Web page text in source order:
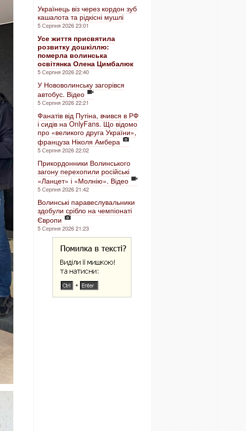
Українець віз через кордон зуб
кашалота та рідкісні мушлі
5 Серпня 2026 23:01
Усе життя присвятила
розвитку дошкіллю:
померла волинська
освітянка Олена Цимбалюк
5 Серпня 2026 22:40
У Нововолинську загорівся
автобус. Відео
5 Серпня 2026 22:21
Фанатів від Путіна, вчився в РФ
і сидів на OnlyFans. Що відомо
про «великого друга України»,
француза Ніколя Амбера
5 Серпня 2026 22:02
Прикордонники Волинського
загону перехопили російські
«Ланцет» і «Молнію». Відео
5 Серпня 2026 21:42
Волинські паравеслувальники
здобули срібло на чемпіонаті
Європи
5 Серпня 2026 21:23